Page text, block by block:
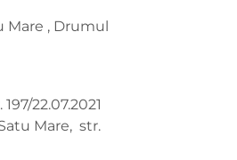
Mare , Drumul
22.07.2021
Mare, str.